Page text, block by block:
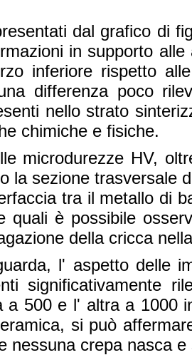
dal grafico di
in supporto
inferiore rispetto
differenza poco
nello strato
chimiche e fisiche.
microdurezze HV,
la sezione trasversale
tra il metallo di
quali è possibile
della cricca
l' aspetto delle
significativamente
a 500 e l' altra a 1000
si può
nessuna crepa nasca e